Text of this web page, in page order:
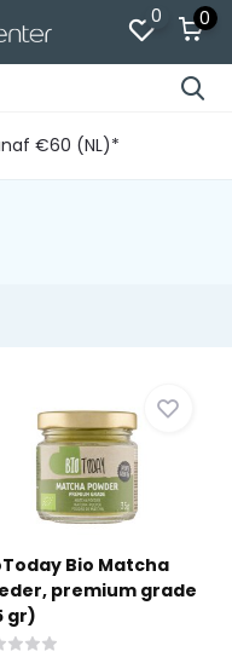
0 0
€60 (NL)*
Bio Matcha
premium grade
gr)